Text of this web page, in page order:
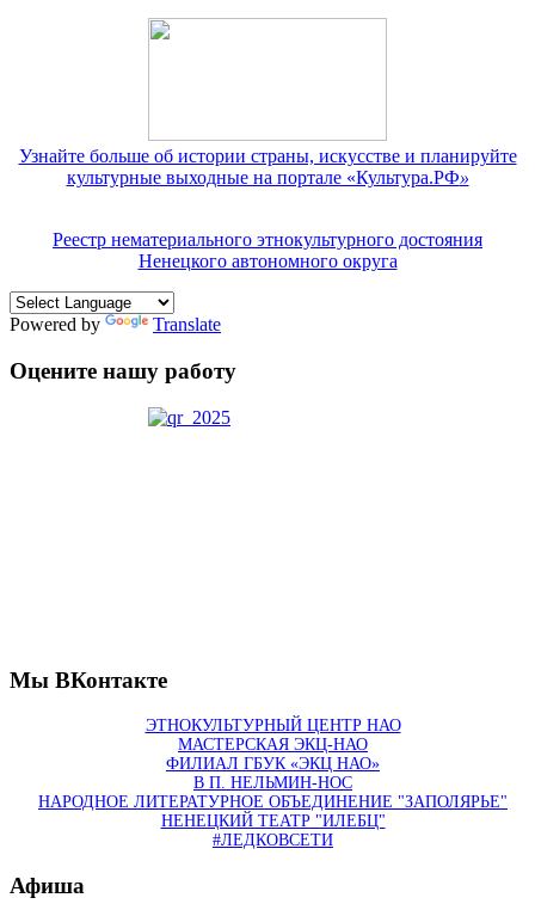
Узнайте больше об истории страны, искусстве и планируйте
культурные выходные на портале «Культура.РФ»
Реестр нематериального этнокультурного достояния
Ненецкого автономного округа
Powered by Translate
Оцените нашу работу
Мы ВКонтакте
ЭТНОКУЛЬТУРНЫЙ ЦЕНТР НАО
МАСТЕРСКАЯ ЭКЦ-НАО
ФИЛИАЛ ГБУК «ЭКЦ НАО»
В П. НЕЛЬМИН-НОС
НАРОДНОЕ ЛИТЕРАТУРНОЕ ОБЪЕДИНЕНИЕ "ЗАПОЛЯРЬЕ"
НЕНЕЦКИЙ ТЕАТР "ИЛЕБЦ"
#ЛЕДКОВСЕТИ
Афиша